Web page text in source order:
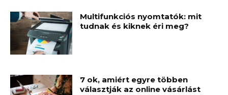
Multifunkciós nyomtatók: mit
tudnak és kiknek éri meg?
7 ok, amiért egyre többen
választják az online vásárlást